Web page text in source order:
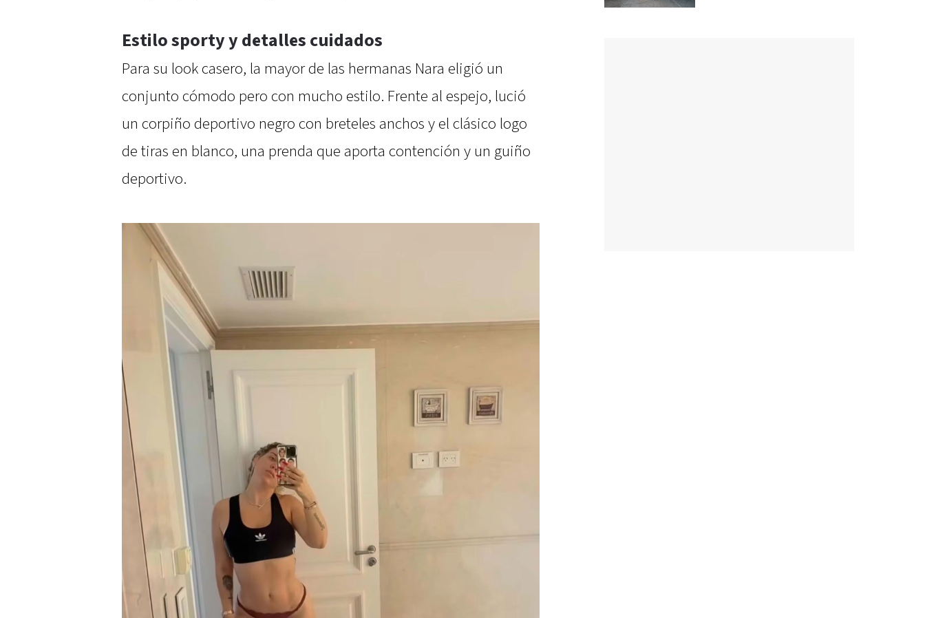
Estilo sporty y detalles cuidados
Para su look casero, la mayor de las hermanas Nara eligió un
conjunto cómodo pero con mucho estilo. Frente al espejo, lució
un corpiño deportivo negro con breteles anchos y el clásico logo
de tiras en blanco, una prenda que aporta contención y un guiño
deportivo.